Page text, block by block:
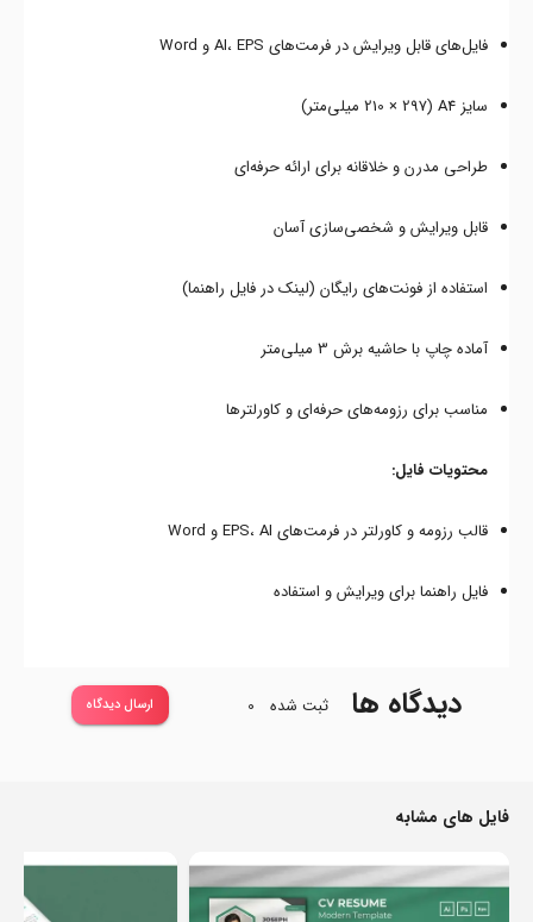
فایل‌های قابل ویرایش در فرمت‌های AI، EPS و Word
سایز A4 (210 × 297 میلی‌متر)
طراحی مدرن و خلاقانه برای ارائه حرفه‌ای
قابل ویرایش و شخصی‌سازی آسان
استفاده از فونت‌های رایگان (لینک در فایل راهنما)
آماده چاپ با حاشیه برش 3 میلی‌متر
مناسب برای رزومه‌های حرفه‌ای و کاورلترها
محتویات فایل:
قالب رزومه و کاورلتر در فرمت‌های EPS، AI و Word
فایل راهنما برای ویرایش و استفاده
دیدگاه ها ثبت شده 0 ارسال دیدگاه
فایل های مشابه